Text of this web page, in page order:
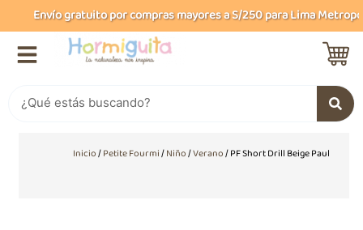
al
contenido
Envío gratuito por compras mayores a S/250 para Lima
Inicio/Petite Fourmi/Niño/Verano/ PF Short Drill Beige Paul